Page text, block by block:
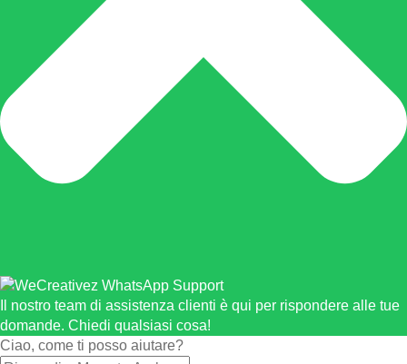
Il nostro team di assistenza clienti è qui per rispondere alle tue
domande. Chiedi qualsiasi cosa!
Ciao, come ti posso aiutare?